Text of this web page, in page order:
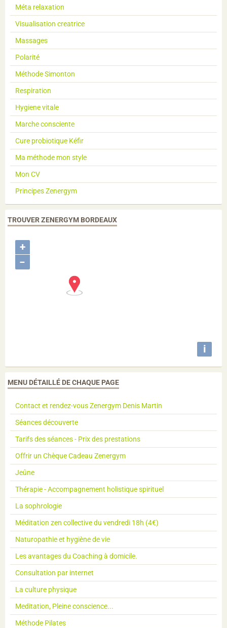
Méta relaxation
Visualisation creatrice
Massages
Polarité
Méthode Simonton
Respiration
Hygiene vitale
Marche consciente
Cure probiotique Kéfir
Ma méthode mon style
Mon CV
Principes Zenergym
TROUVER ZENERGYM BORDEAUX
+
−
i
MENU DÉTAILLÉ DE CHAQUE PAGE
Contact et rendez-vous Zenergym Denis Martin
Séances découverte
Tarifs des séances - Prix des prestations
Offrir un Chèque Cadeau Zenergym
Jeûne
Thérapie - Accompagnement holistique spirituel
La sophrologie
Méditation zen collective du vendredi 18h (4€)
Naturopathie et hygiène de vie
Les avantages du Coaching à domicile.
Consultation par internet
La culture physique
Meditation, Pleine conscience...
Méthode Pilates